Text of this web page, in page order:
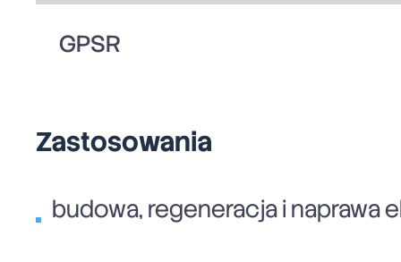
GPSR
Zastosowania
budowa, regeneracja i naprawa